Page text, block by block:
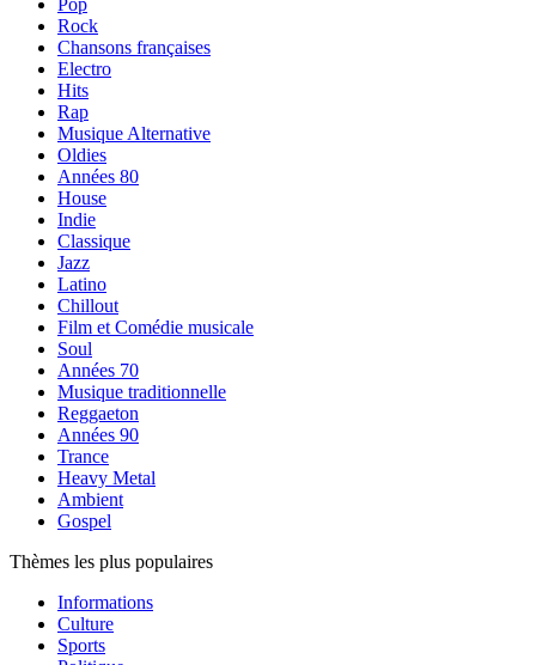
Pop
Rock
Chansons françaises
Electro
Hits
Rap
Musique Alternative
Oldies
Années 80
House
Indie
Classique
Jazz
Latino
Chillout
Film et Comédie musicale
Soul
Années 70
Musique traditionnelle
Reggaeton
Années 90
Trance
Heavy Metal
Ambient
Gospel
Thèmes les plus populaires
Informations
Culture
Sports